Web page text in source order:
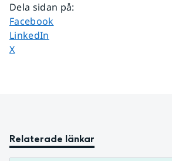
Dela sidan på:
Dela sidan på
Facebook
Dela sidan på
LinkedIn
Dela sidan på
X
Relaterade länkar